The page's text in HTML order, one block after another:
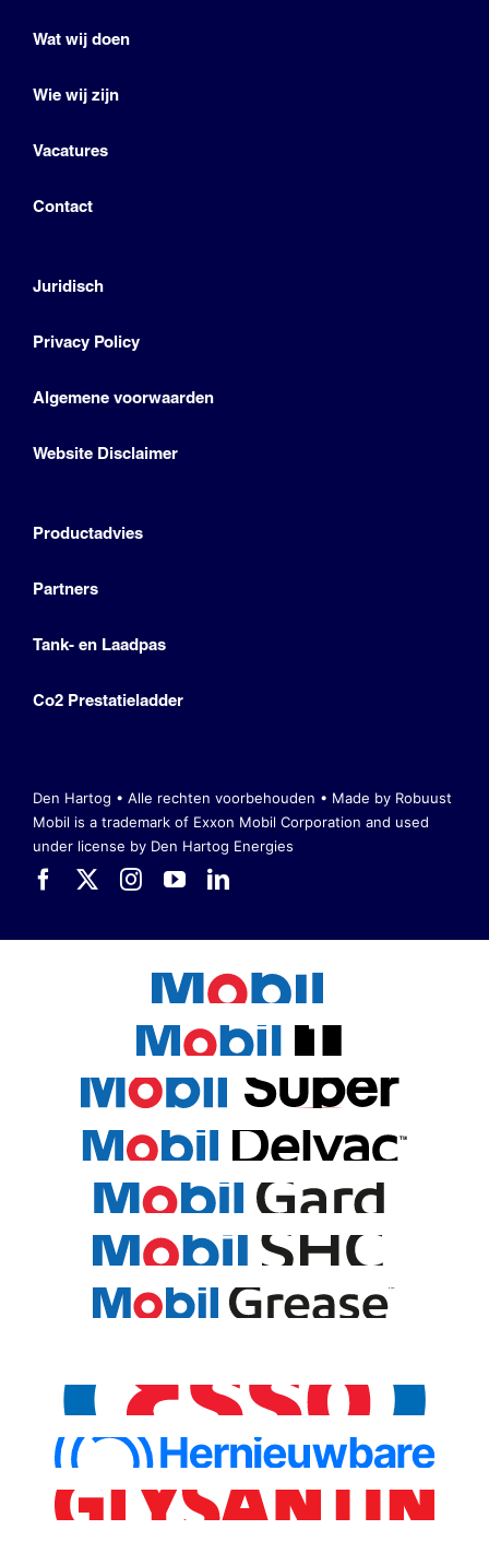
Wat wij doen
Wie wij zijn
Vacatures
Contact
Juridisch
Privacy Policy
Algemene voorwaarden
Website Disclaimer
Productadvies
Partners
Tank- en Laadpas
Co2 Prestatieladder
Den Hartog • Alle rechten voorbehouden • Made by Robuust
Mobil is a trademark of Exxon Mobil Corporation and used
under license by Den Hartog Energies